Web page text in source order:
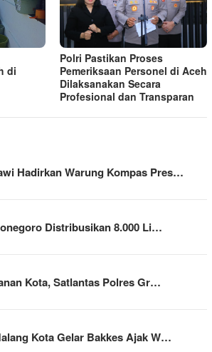
di
Polri Pastikan Proses
Pemeriksaan Personel di Aceh
Dilaksanakan Secara
Profesional dan Transparan
Hadirkan Warung Kompas Pres…
Distribusikan 8.000 Li…
Kota, Satlantas Polres Gr…
Kota Gelar Bakkes Ajak W…